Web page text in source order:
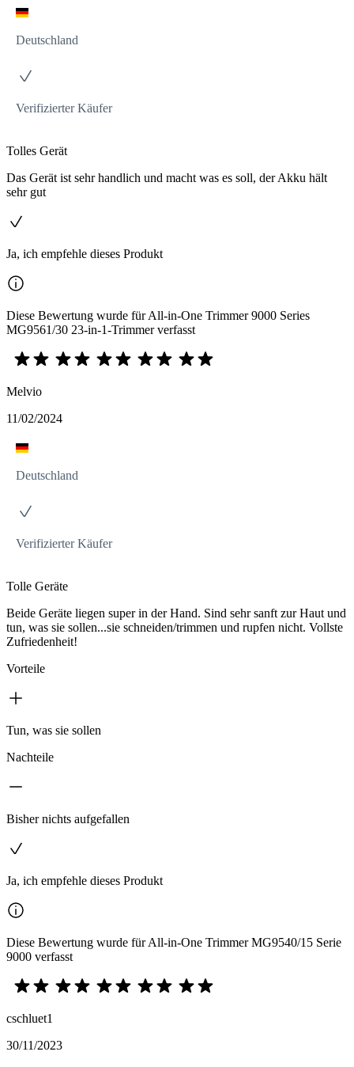
Deutschland
Verifizierter Käufer
Tolles Gerät
Das Gerät ist sehr handlich und macht was es soll, der Akku hält
sehr gut
Ja, ich empfehle dieses Produkt
Diese Bewertung wurde für All-in-One Trimmer 9000 Series
MG9561/30 23-in-1-Trimmer verfasst
Melvio
11/02/2024
Deutschland
Verifizierter Käufer
Tolle Geräte
Beide Geräte liegen super in der Hand. Sind sehr sanft zur Haut und
tun, was sie sollen...sie schneiden/trimmen und rupfen nicht. Vollste
Zufriedenheit!
Vorteile
Tun, was sie sollen
Nachteile
Bisher nichts aufgefallen
Ja, ich empfehle dieses Produkt
Diese Bewertung wurde für All-in-One Trimmer MG9540/15 Serie
9000 verfasst
cschluet1
30/11/2023